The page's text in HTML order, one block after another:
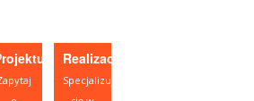
Realizacje
Specjalizujemy